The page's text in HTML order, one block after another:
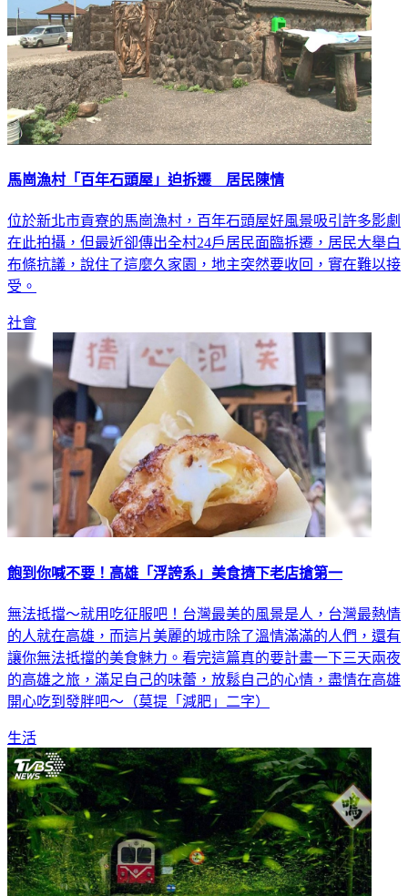
馬崗漁村「百年石頭屋」迫拆遷 居民陳情
位於新北市貢寮的馬崗漁村，百年石頭屋好風景吸引許多影劇
在此拍攝，但最近卻傳出全村24戶居民面臨拆遷，居民大舉白
布條抗議，說住了這麼久家園，地主突然要收回，實在難以接
受。
社會
飽到你喊不要！高雄「浮誇系」美食擠下老店搶第一
無法抵擋～就用吃征服吧！台灣最美的風景是人，台灣最熱情
的人就在高雄，而這片美麗的城市除了溫情滿滿的人們，還有
讓你無法抵擋的美食魅力。看完這篇真的要計畫一下三天兩夜
的高雄之旅，滿足自己的味蕾，放鬆自己的心情，盡情在高雄
開心吃到發胖吧～（莫提「減肥」二字）
生活